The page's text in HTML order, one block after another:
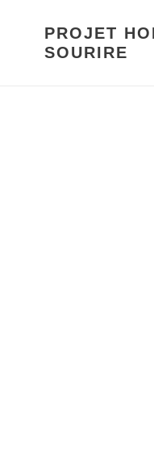
PROJET
SOURIRE